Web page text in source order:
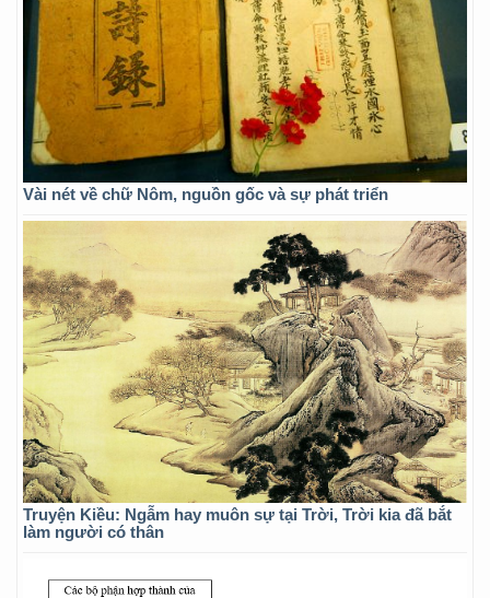
Vài nét về chữ Nôm, nguồn gốc và sự phát triển
Truyện Kiều: Ngẫm hay muôn sự tại Trời, Trời kia đã bắt
làm người có thân